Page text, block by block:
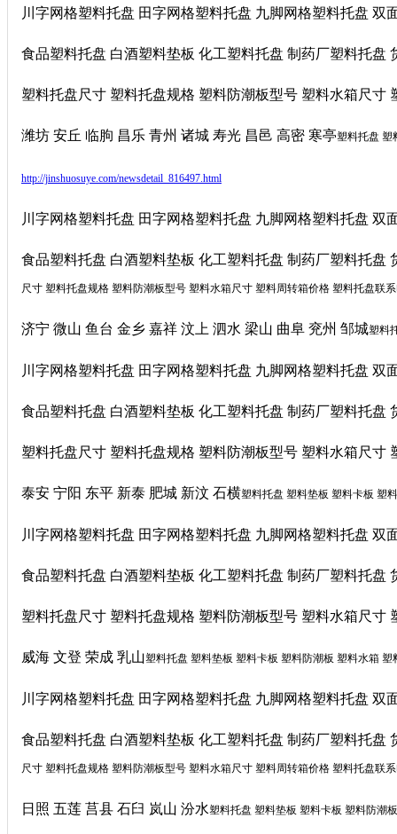
川字网格塑料托盘 田字网格塑料托盘 九脚网格塑料托盘
食品塑料托盘 白酒塑料垫板 化工塑料托盘 制药厂塑料托
塑料托盘尺寸 塑料托盘规格 塑料防潮板型号 塑料水箱尺寸
潍坊 安丘 临朐 昌乐 青州 诸城 寿光 昌邑 高密 寒亭塑料托盘 塑
http://jinshuosuye.com/newsdetail_816497.html
川字网格塑料托盘 田字网格塑料托盘 九脚网格塑料托盘
食品塑料托盘 白酒塑料垫板 化工塑料托盘 制药厂塑料托
尺寸 塑料托盘规格 塑料防潮板型号 塑料水箱尺寸 塑料周转箱价格 塑料托盘联
济宁 微山 鱼台 金乡 嘉祥 汶上 泗水 梁山 曲阜 兖州 邹城塑料
川字网格塑料托盘 田字网格塑料托盘 九脚网格塑料托盘
食品塑料托盘 白酒塑料垫板 化工塑料托盘 制药厂塑料托
塑料托盘尺寸 塑料托盘规格 塑料防潮板型号 塑料水箱尺寸
泰安 宁阳 东平 新泰 肥城 新汶 石横塑料托盘 塑料垫板 塑料卡板 塑
川字网格塑料托盘 田字网格塑料托盘 九脚网格塑料托盘
食品塑料托盘 白酒塑料垫板 化工塑料托盘 制药厂塑料托
塑料托盘尺寸 塑料托盘规格 塑料防潮板型号 塑料水箱尺寸
威海 文登 荣成 乳山塑料托盘 塑料垫板 塑料卡板 塑料防潮板 塑料水箱
川字网格塑料托盘 田字网格塑料托盘 九脚网格塑料托盘
食品塑料托盘 白酒塑料垫板 化工塑料托盘 制药厂塑料托
尺寸 塑料托盘规格 塑料防潮板型号 塑料水箱尺寸 塑料周转箱价格 塑料托盘联
日照 五莲 莒县 石臼 岚山 汾水塑料托盘 塑料垫板 塑料卡板 塑料防潮